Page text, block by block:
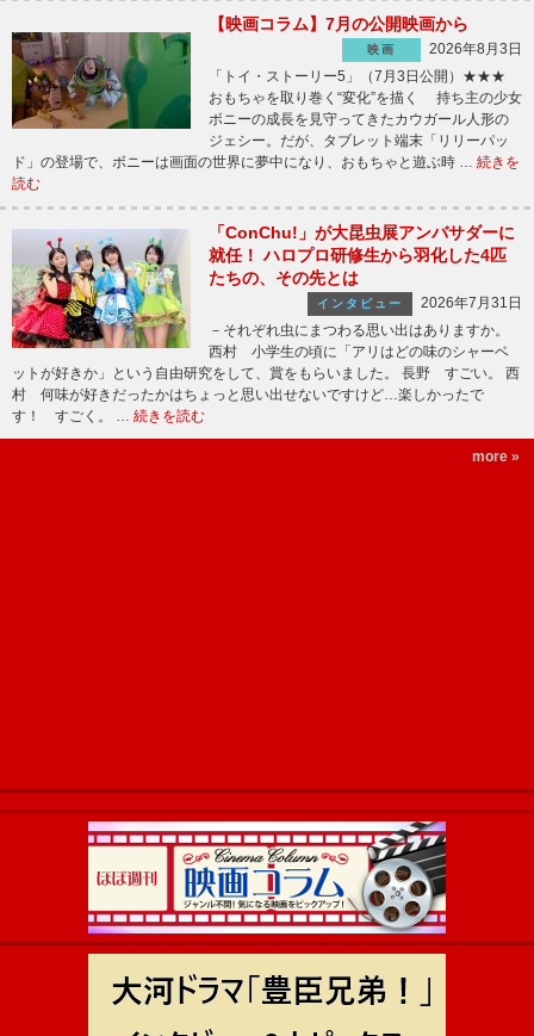
【映画コラム】7月の公開映画から
映画
2026年8月3日
「トイ・ストーリー5」（7月3日公開）★★★
おもちゃを取り巻く“変化”を描く 持ち主の少女
ボニーの成長を見守ってきたカウガール人形の
ジェシー。だが、タブレット端末「リリーパッ
ド」の登場で、ボニーは画面の世界に夢中になり、おもちゃと遊ぶ時 … 続きを
読む
「ConChu!」が大昆虫展アンバサダーに
就任！ ハロプロ研修生から羽化した4匹
たちの、その先とは
インタビュー
2026年7月31日
－それぞれ虫にまつわる思い出はありますか。
西村 小学生の頃に「アリはどの味のシャーベ
ットが好きか」という自由研究をして、賞をもらいました。 長野 すごい。 西
村 何味が好きだったかはちょっと思い出せないですけど…楽しかったで
す！ すごく。 … 続きを読む
more »